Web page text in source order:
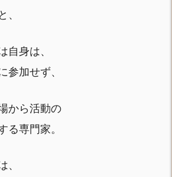
、
自身は、
参加せず、
から活動の
る専門家。
、